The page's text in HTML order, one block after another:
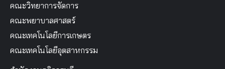
คณะวิทยาการจัดการ
คณะพยาบาลศาสตร์
คณะเทคโนโลยีการเกษตร
คณะเทคโนโลยีอุตสาหกรรม